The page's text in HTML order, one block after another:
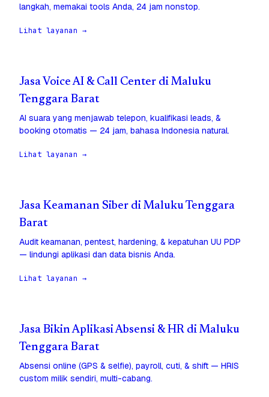
langkah, memakai tools Anda, 24 jam nonstop.
Lihat layanan →
Jasa Voice AI & Call Center di Maluku
Tenggara Barat
AI suara yang menjawab telepon, kualifikasi leads, &
booking otomatis — 24 jam, bahasa Indonesia natural.
Lihat layanan →
Jasa Keamanan Siber di Maluku Tenggara
Barat
Audit keamanan, pentest, hardening, & kepatuhan UU PDP
— lindungi aplikasi dan data bisnis Anda.
Lihat layanan →
Jasa Bikin Aplikasi Absensi & HR di Maluku
Tenggara Barat
Absensi online (GPS & selfie), payroll, cuti, & shift — HRIS
custom milik sendiri, multi-cabang.